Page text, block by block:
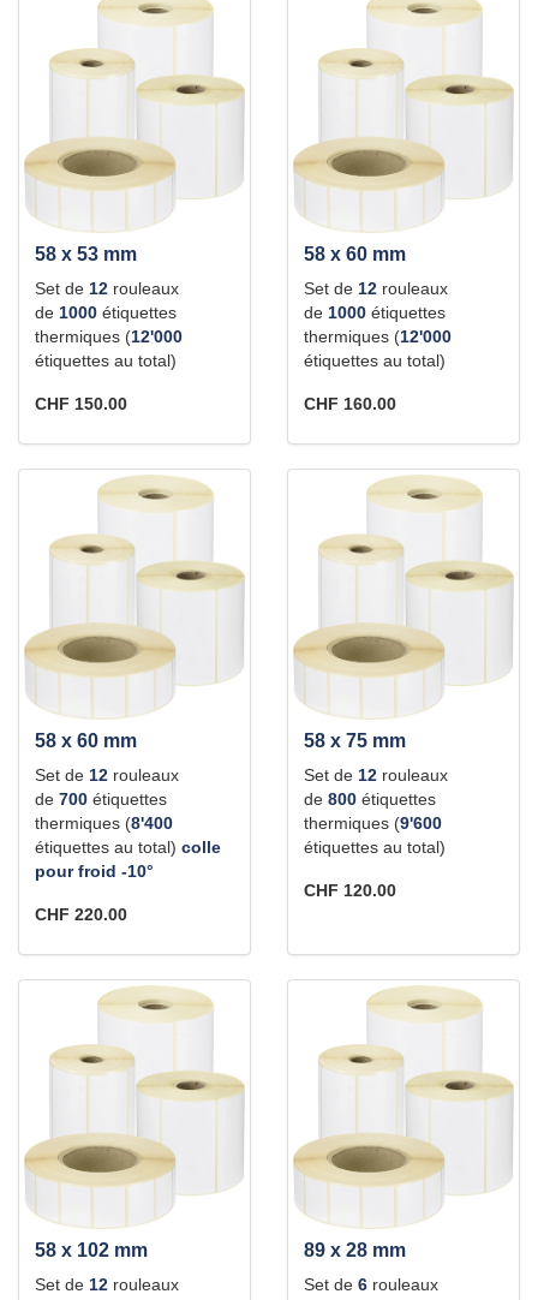
58 x 53 mm
Set de 12 rouleaux
de 1000 étiquettes
thermiques (12'000
étiquettes au total)
CHF 150.00
58 x 60 mm
Set de 12 rouleaux
de 1000 étiquettes
thermiques (12'000
étiquettes au total)
CHF 160.00
58 x 60 mm
Set de 12 rouleaux
de 700 étiquettes
thermiques (8'400
étiquettes au total) colle
pour froid -10°
CHF 220.00
58 x 75 mm
Set de 12 rouleaux
de 800 étiquettes
thermiques (9'600
étiquettes au total)
CHF 120.00
58 x 102 mm
Set de 12 rouleaux
89 x 28 mm
Set de 6 rouleaux